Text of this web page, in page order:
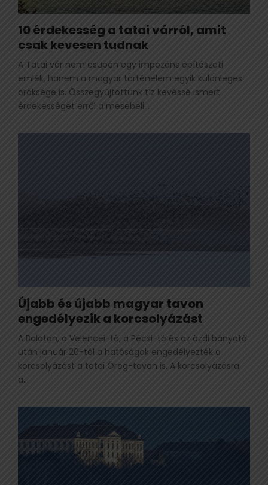
10 érdekesség a tatai várról, amit
csak kevesen tudnak
A Tatai vár nem csupán egy impozáns építészeti
emlék, hanem a magyar történelem egyik különleges
öröksége is. Összegyűjtöttünk tíz kevéssé ismert
érdekességet erről a mesebeli...
Újabb és újabb magyar tavon
engedélyezik a korcsolyázást
A Balaton, a Velencei-tó, a Pécsi-tó és az ózdi bányató
után január 20-tól a hatóságok engedélyezték a
korcsolyázást a tatai Öreg-tavon is. A korcsolyázásra
a...